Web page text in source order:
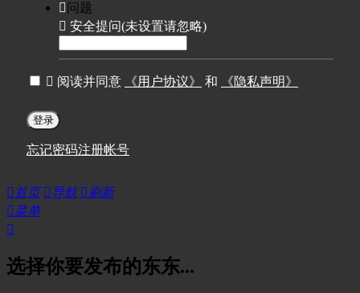
问题
 安全提问(未设置请忽略)
 阅读并同意 《用户协议》 和 《隐私声明》
登录
忘记密码注册帐号
 首页 导航  刷新
菜单

选择你要发布的东东...